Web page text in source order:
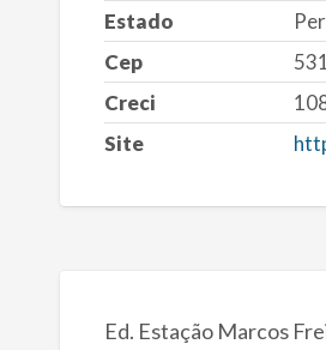
Estado
Cep
Creci
Site
Ed. Estação Marcos